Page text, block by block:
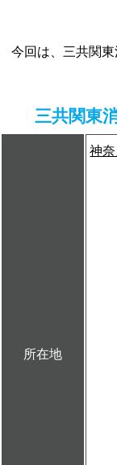
今回は、三共関
三共関東
所在地
神